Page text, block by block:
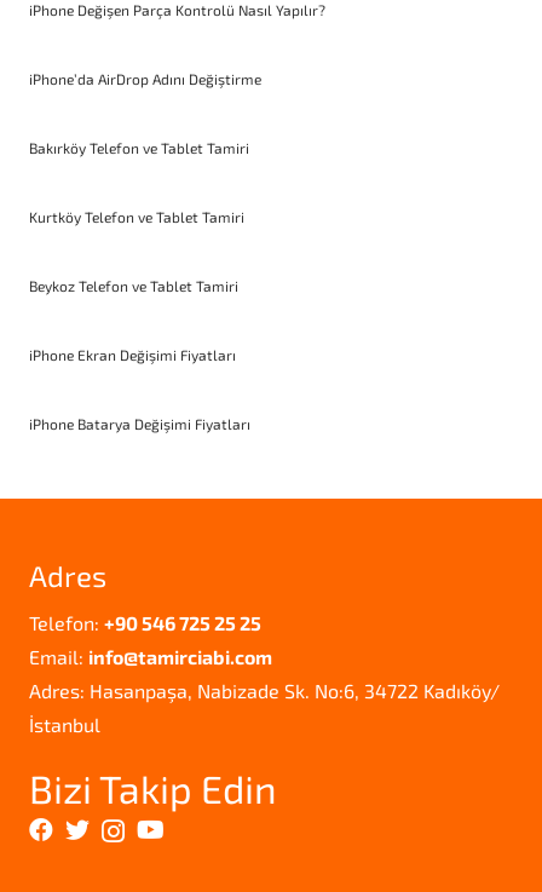
iPhone Değişen Parça Kontrolü Nasıl Yapılır?
iPhone’da AirDrop Adını Değiştirme
Bakırköy Telefon ve Tablet Tamiri
Kurtköy Telefon ve Tablet Tamiri
Beykoz Telefon ve Tablet Tamiri
iPhone Ekran Değişimi Fiyatları
iPhone Batarya Değişimi Fiyatları
Adres
Telefon: +90 546 725 25 25
Email: info@tamirciabi.com
Adres: Hasanpaşa, Nabizade Sk. No:6, 34722 Kadıköy/
İstanbul
Bizi Takip Edin